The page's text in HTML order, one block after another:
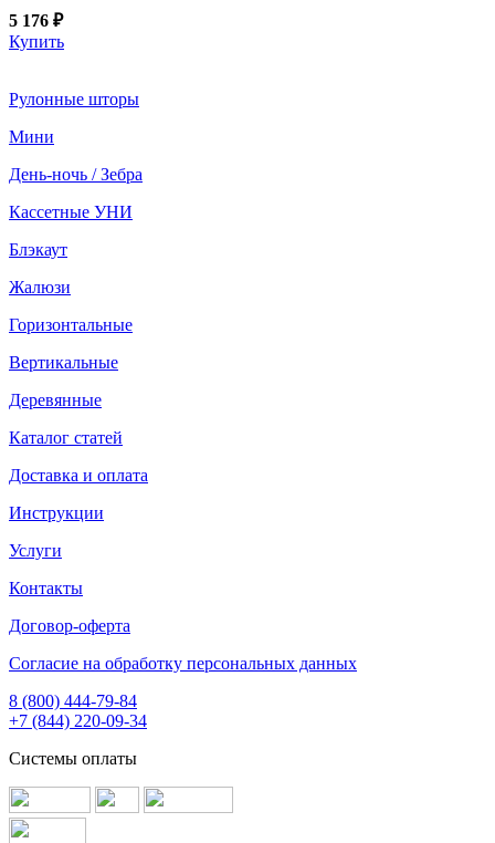
5 176 ₽
Купить
Рулонные шторы
Мини
День-ночь / Зебра
Кассетные УНИ
Блэкаут
Жалюзи
Горизонтальные
Вертикальные
Деревянные
Каталог статей
Доставка и оплата
Инструкции
Услуги
Контакты
Договор-оферта
Согласие на обработку персональных данных
8 (800) 444-79-84
+7 (844) 220-09-34
Системы оплаты